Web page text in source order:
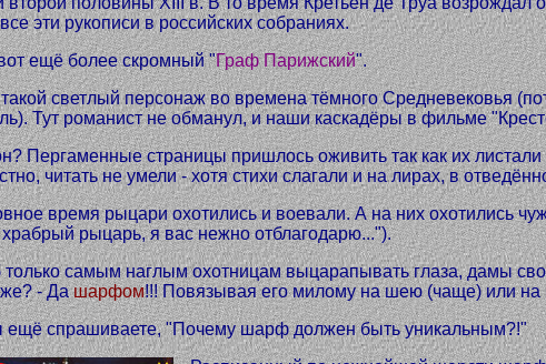
эти рукописи в российских собраниях.
ещё более скромный "Граф Парижский".
светлый персонаж во времена тёмного Средневековья
Тут романист не обманул, и наши каскадёры в фильме
Пергаменные страницы пришлось оживить так как их
читать не умели - хотя стихи слагали и на лирах, в
время рыцари охотились и воевали. А на них охотились
рыцарь, я вас нежно отблагодарю...").
только самым наглым охотницам выцарапывать глаза, дамы
- Дашарфом!!! Повязывая его милому на шею (чаще) или на
спрашиваете, "Почему шарф должен быть уникальным?!"